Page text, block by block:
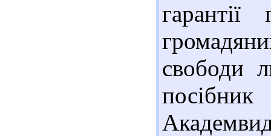
свободи